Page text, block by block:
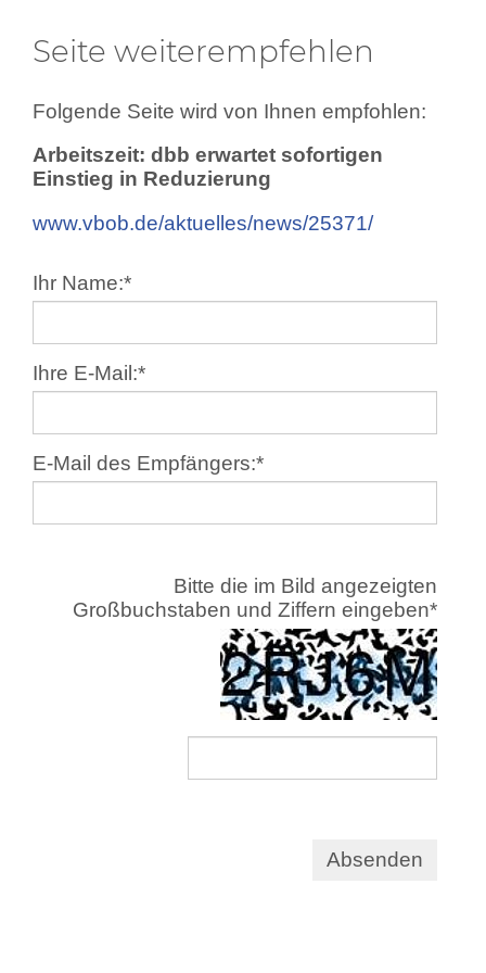
Seite weiterempfehlen
Folgende Seite wird von Ihnen empfohlen:
Arbeitszeit: dbb erwartet sofortigen
Einstieg in Reduzierung
www.vbob.de/aktuelles/news/25371/
Ihr Name:*
Ihre E-Mail:*
E-Mail des Empfängers:*
Bitte die im Bild angezeigten
Großbuchstaben und Ziffern eingeben*
Absenden